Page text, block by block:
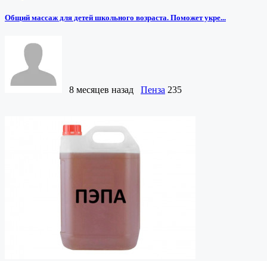
Общий массаж для детей школьного возраста. Поможет укре...
8 месяцев назад Пенза 235